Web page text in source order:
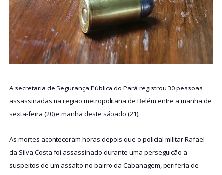
A secretaria de Segurança Pública do Pará registrou 30 pessoas
assassinadas na região metropolitana de Belém entre a manhã de
sexta-feira (20) e manhã deste sábado (21).
As mortes aconteceram horas depois que o policial militar Rafael
da Silva Costa foi assassinado durante uma perseguição a
suspeitos de um assalto no bairro da Cabanagem, periferia de